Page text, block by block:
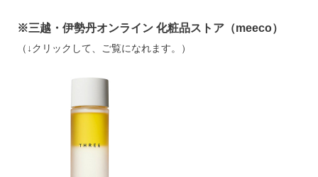
※三越・伊勢丹オンライン 化粧品ストア（meeco）
（↓クリックして、ご覧になれます。）